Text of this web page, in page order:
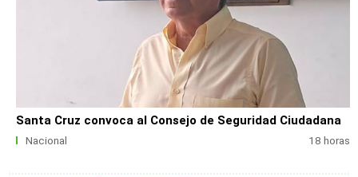
Santa Cruz convoca al Consejo de Seguridad Ciudadana
Nacional 18 horas